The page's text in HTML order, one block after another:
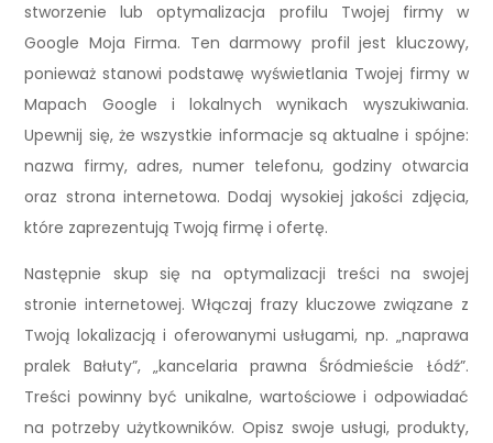
stworzenie lub optymalizacja profilu Twojej firmy w
Google Moja Firma. Ten darmowy profil jest kluczowy,
ponieważ stanowi podstawę wyświetlania Twojej firmy w
Mapach Google i lokalnych wynikach wyszukiwania.
Upewnij się, że wszystkie informacje są aktualne i spójne:
nazwa firmy, adres, numer telefonu, godziny otwarcia
oraz strona internetowa. Dodaj wysokiej jakości zdjęcia,
które zaprezentują Twoją firmę i ofertę.
Następnie skup się na optymalizacji treści na swojej
stronie internetowej. Włączaj frazy kluczowe związane z
Twoją lokalizacją i oferowanymi usługami, np. „naprawa
pralek Bałuty”, „kancelaria prawna Śródmieście Łódź”.
Treści powinny być unikalne, wartościowe i odpowiadać
na potrzeby użytkowników. Opisz swoje usługi, produkty,